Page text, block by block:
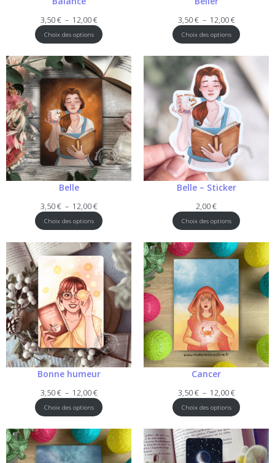
3,50€ – 12,00€Plage
de
prix :
à
12,00 €
Choix des options
3,50€ – 12,00€Plage
de
prix :
à
12,00 €
Choix des options
Belle
3,50€ – 12,00€Plage
de
prix :
à
12,00 €
Choix des options
Belle – Sticker
2,00€
Choix des options
Bonne humeur
3,50€ – 12,00€Plage
de
prix :
à
12,00 €
Choix des options
Cancer
3,50€ – 12,00€Plage
de
prix :
12,00 €
Choix des options